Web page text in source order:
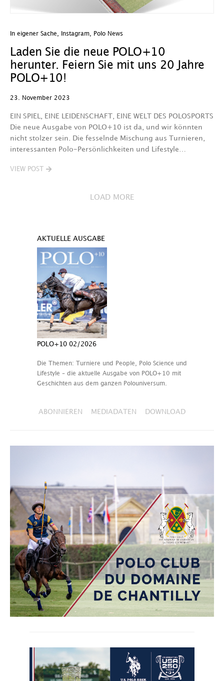
In eigener Sache Instagram Polo News
Laden Sie die neue POLO+10
herunter. Feiern Sie mit uns 20 Jahre
POLO+10!
23. November 2023
EIN SPIEL, EINE LEIDENSCHAFT, EINE WELT DES POLOSPORTS
Die neue Ausgabe von POLO+10 ist da, und wir könnten
nicht stolzer sein. Die fesselnde Mischung aus Turnieren,
interessanten Polo-Persönlichkeiten und Lifestyle…
VIEW POST
LOAD MORE
AKTUELLE AUSGABE
POLO+10 02/2026
Die Themen: Turniere und People, Polo Science und
Lifestyle – die aktuelle Ausgabe von POLO+10 mit
Geschichten aus dem ganzen Polouniversum.
ABONNIEREN MEDIADATEN DOWNLOAD